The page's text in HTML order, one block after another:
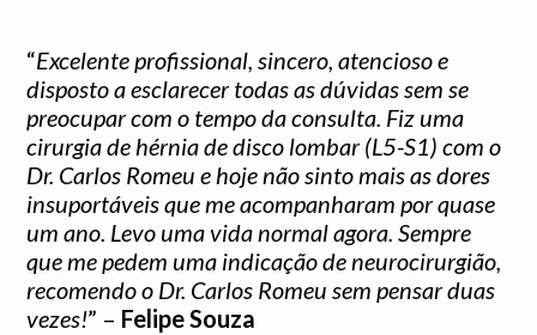
“Excelente profissional, sincero, atencioso e
disposto a esclarecer todas as dúvidas sem se
preocupar com o tempo da consulta. Fiz uma
cirurgia de hérnia de disco lombar (L5-S1) com o
Dr. Carlos Romeu e hoje não sinto mais as dores
insuportáveis que me acompanharam por quase
um ano. Levo uma vida normal agora. Sempre
que me pedem uma indicação de neurocirurgião,
recomendo o Dr. Carlos Romeu sem pensar duas
vezes!” – Felipe Souza